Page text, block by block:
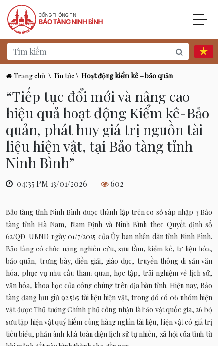
Trang chủ \ Tin tức \ Hoạt động kiểm kê – bảo quản
“Tiếp tục đổi mới và nâng cao
hiệu quả hoạt động Kiểm kê-Bảo
quản, phát huy giá trị nguồn tài
liệu hiện vật, tại Bảo tàng tỉnh
Ninh Bình”
04:35 PM 13/01/2026 602
Bảo tàng tỉnh Ninh Bình được thành lập trên cơ sở sáp nhập 3 Bảo
tàng tỉnh Hà Nam, Nam Định và Ninh Bình theo Quyết định số
62/QĐ-UBND ngày 01/7/2025 của Ủy ban nhân dân tỉnh Ninh Bình.
Bảo tàng có chức năng nghiên cứu, sưu tầm, kiểm kê, tư liệu hóa,
bảo quản, trưng bày, diễn giải, giáo dục, truyền thông di sản văn
hóa, phục vụ nhu cầu tham quan, học tập, trải nghiệm về lịch sử,
văn hóa, khoa học của công chúng trên địa bàn tỉnh. Hiện nay, Bảo
tàng đang lưu giữ 92.565 tài liệu hiện vật, trong đó có 06 nhóm hiện
vật được Thủ tướng Chính phủ công nhận là bảo vật quốc gia, 26 bộ
sưu tập hiện vật quý hiếm cùng hàng nghìn tài liệu, hiện vật có giá trị
tiêu biểu, phản ánh khá toàn diện lịch sử tự nhiên, xã hội của tỉnh từ